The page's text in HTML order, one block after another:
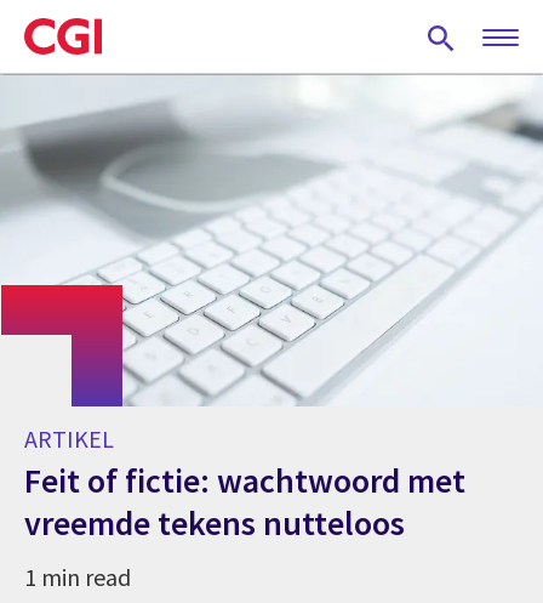
Skip
to
main
ARTIKEL
Feit of fictie: wachtwoord met
vreemde tekens nutteloos
1 min read